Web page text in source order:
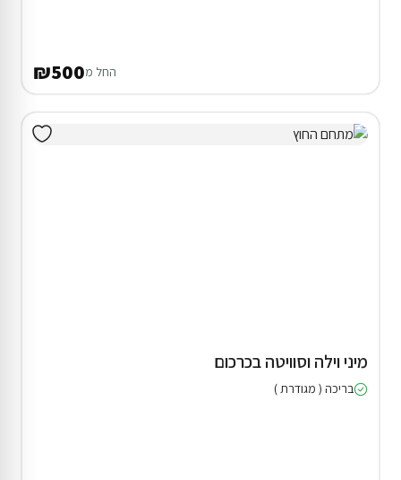
החל מ₪500
מיני וילה וסוויטה בכרכום
בריכה ( מגודרת )